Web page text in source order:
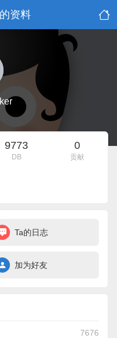
资料
9773
DB
0
贡献
Ta的日志
加为好友
7676